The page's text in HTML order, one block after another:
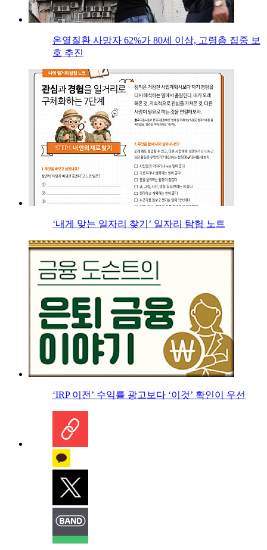
온열질환 사망자 62%가 80세 이상, 고령층 집중 보
호 추진
‘내게 맞는 일자리 찾기’ 일자리 탐험 노트
‘IRP 이전’ 수익률 광고보다 ‘이것’ 확인이 우선